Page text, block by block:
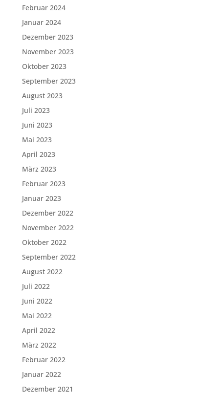
Februar 2024
Januar 2024
Dezember 2023
November 2023
Oktober 2023
September 2023
August 2023
Juli 2023
Juni 2023
Mai 2023
April 2023
März 2023
Februar 2023
Januar 2023
Dezember 2022
November 2022
Oktober 2022
September 2022
August 2022
Juli 2022
Juni 2022
Mai 2022
April 2022
März 2022
Februar 2022
Januar 2022
Dezember 2021